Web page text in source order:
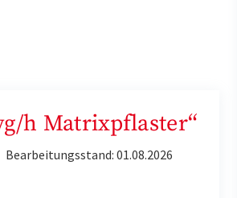
h Matrixpflaster“
Bearbeitungsstand: 01.08.2026